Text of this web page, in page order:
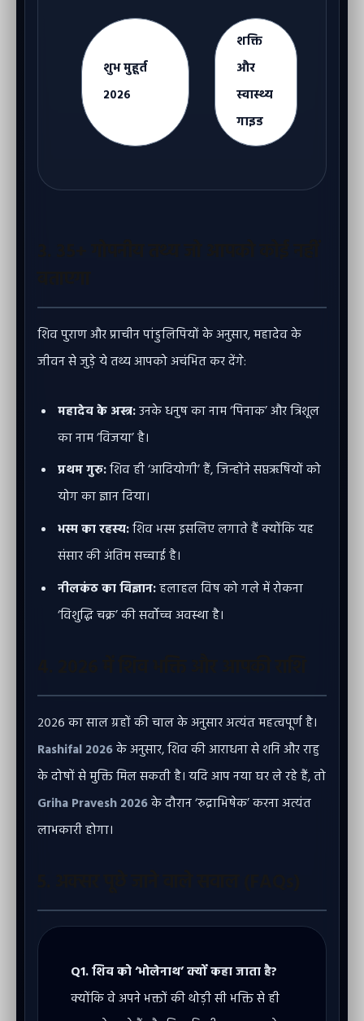
शुभ मुहूर्त
२०२६
शक्ति
और
स्वास्थ्य
गाइड
शिव पुराण और प्राचीन पांडुलिपियों के अनुसार, महादेव के
जीवन से जुड़े ये तथ्य आपको अचंभित कर देंगे:
महादेव के अस्त्र:उनके धनुष का नाम ‘पिनाक’ और त्रिशूल
का नाम ‘विजया’ है।
प्रथम गुरु:शिव ही ‘आदियोगी’ हैं, जिन्होंने सप्तऋषियों को
योग का ज्ञान दिया।
भस्म का रहस्य:शिव भस्म इसलिए लगाते हैं क्योंकि यह
संसार की अंतिम सच्चाई है।
नीलकंठ का विज्ञान:हलाहल विष को गले में रोकना
‘विशुद्धि चक्र’ की सर्वोच्च अवस्था है।
२०२६ का साल ग्रहों की चाल के अनुसार अत्यंत महत्वपूर्ण है।
Rashifal 2026के अनुसार, शिव की आराधना से शनि और राहु
के दोषों से मुक्ति मिल सकती है। यदि आप नया घर ले रहे हैं, तो
Griha Pravesh 2026के दौरान ‘रुद्राभिषेक’ करना अत्यंत
लाभकारी होगा।
Q1. शिव को ‘भोलेनाथ’ क्यों कहा जाता है?
क्योंकि वे अपने भक्तों की थोड़ी सी भक्ति से ही